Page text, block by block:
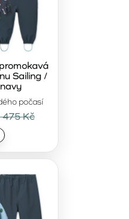
počasí
Sailing /
475 Kč